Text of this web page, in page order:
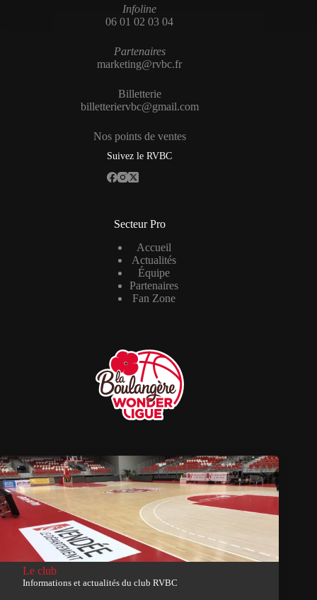
Infoline
06 01 02 03 04
Partenaires
marketing@rvbc.fr
Billetterie
billetteriervbc@gmail.com
Nos points de ventes
Suivez le RVBC
Secteur Pro
Accueil
Actualités
Équipe
Partenaires
Fan Zone
Le club
Informations et actualités du club RVBC